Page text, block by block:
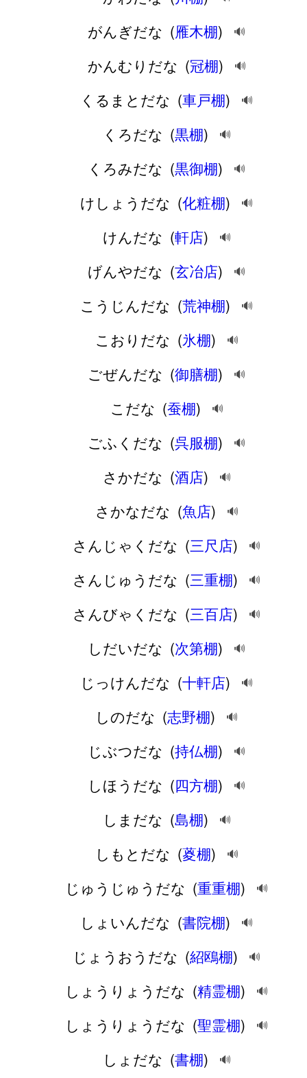
がんぎだな (雁木棚) 🔊
かんむりだな (冠棚) 🔊
くるまとだな (車戸棚) 🔊
くろだな (黒棚) 🔊
くろみだな (黒御棚) 🔊
けしょうだな (化粧棚) 🔊
けんだな (軒店) 🔊
げんやだな (玄冶店) 🔊
こうじんだな (荒神棚) 🔊
こおりだな (氷棚) 🔊
ごぜんだな (御膳棚) 🔊
こだな (蚕棚) 🔊
ごふくだな (呉服棚) 🔊
さかだな (酒店) 🔊
さかなだな (魚店) 🔊
さんじゃくだな (三尺店) 🔊
さんじゅうだな (三重棚) 🔊
さんびゃくだな (三百店) 🔊
しだいだな (次第棚) 🔊
じっけんだな (十軒店) 🔊
しのだな (志野棚) 🔊
じぶつだな (持仏棚) 🔊
しほうだな (四方棚) 🔊
しまだな (島棚) 🔊
しもとだな (葼棚) 🔊
じゅうじゅうだな (重重棚) 🔊
しょいんだな (書院棚) 🔊
じょうおうだな (紹鴎棚) 🔊
しょうりょうだな (精霊棚) 🔊
しょうりょうだな (聖霊棚) 🔊
しょだな (書棚) 🔊